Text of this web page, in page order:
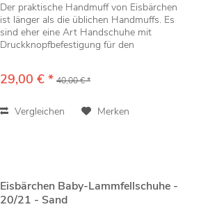
Der praktische Handmuff von Eisbärchen
ist länger als die üblichen Handmuffs. Es
sind eher eine Art Handschuhe mit
Druckknopfbefestigung für den
müssen nicht erst Ihre...
29,00 € * 40,00 € *
Vergleichen Merken
Eisbärchen Baby-Lammfellschuhe -
20/21 - Sand